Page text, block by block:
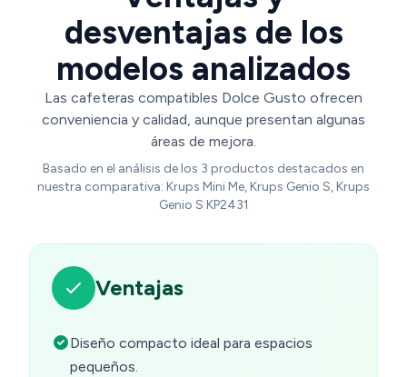
desventajas de los
modelos analizados
Las cafeteras compatibles Dolce Gusto ofrecen
conveniencia y calidad, aunque presentan algunas
áreas de mejora.
Basado en el análisis de los 3 productos destacados en
nuestra comparativa: Krups Mini Me, Krups Genio S, Krups
Genio S KP2431
Ventajas
Diseño compacto ideal para espacios
pequeños.